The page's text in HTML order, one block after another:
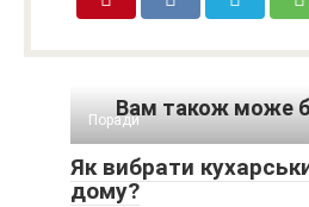
Вам також може
Поради
Як вибрати
дому?